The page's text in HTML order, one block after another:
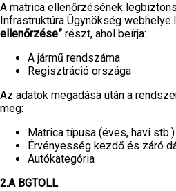
A matrica ellenőrzésének
Infrastruktúra Ügynökség
ellenőrzése” részt, ahol beírja:
A jármű rendszáma
Regisztráció országa
Az adatok megadása után a
meg:
Matrica típusa (éves, havi stb.)
Érvényesség kezdő és záró
Autókategória
2.A BGTOLL